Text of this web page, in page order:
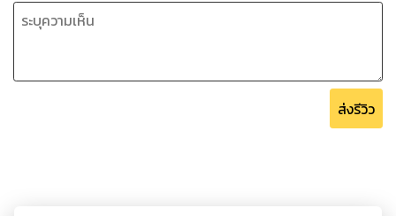
ส่งรีวิว